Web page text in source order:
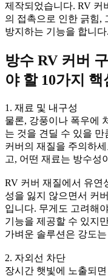
제작되었습니다. RV 커
의 접촉으로 인한 긁힘,
방지하는 기능을 합니다.
방수 RV 커버
야 할 10가지 핵
1. 재료 및 내구성
물론, 강풍이나 폭우에
는 것을 견딜 수 있을
커버의 재질을 주의하
고, 어떤 재료는 방수성
RV 커버 재질에서 유연
성을 잃지 않으면서 커
입니다. 무게도 고려해
기능을 제공할 수 있지
가벼운 솔루션은 강도
2. 자외선 차단
장시간 햇빛에 노출되